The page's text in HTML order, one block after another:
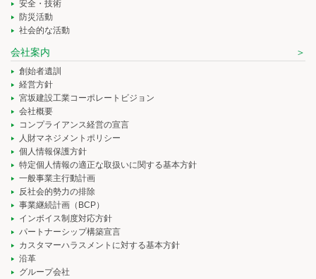
安全・技術
防災活動
社会的な活動
会社案内
創始者遺訓
経営方針
宮坂建設工業コーポレートビジョン
会社概要
コンプライアンス経営の宣言
人財マネジメントポリシー
個人情報保護方針
特定個人情報の適正な取扱いに関する基本方針
一般事業主行動計画
反社会的勢力の排除
事業継続計画（BCP）
インボイス制度対応方針
パートナーシップ構築宣言
カスタマーハラスメントに対する基本方針
沿革
グループ会社